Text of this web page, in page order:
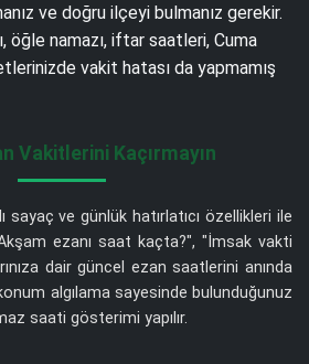
ve doğru ilçeyi bulmanız gerekir.
öğle namazı, iftar saatleri, Cuma
vakit hatası da yapmamış
Vakitlerini Kaçırmayın
ve günlük hatırlatıcı özellikleri ile
ezanı saat kaçta?", "İmsak vakti
dair güncel ezan saatlerini anında
algılama sayesinde bulunduğunuz
saati gösterimi yapılır.